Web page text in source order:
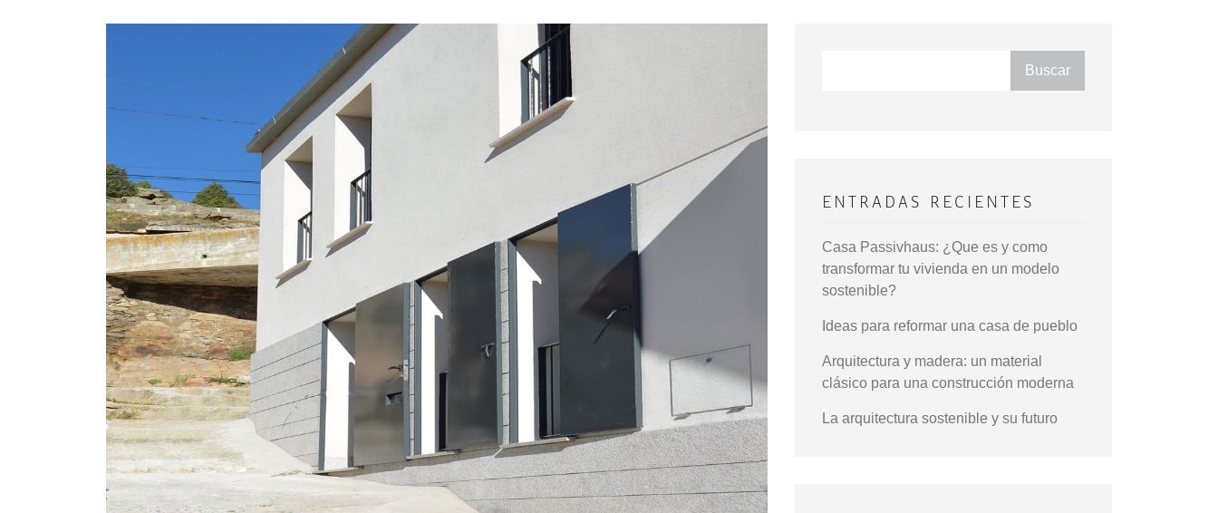
Buscar
ENTRADAS RECIENTES
Casa Passivhaus: ¿Que es y como
transformar tu vivienda en un modelo
sostenible?
Ideas para reformar una casa de pueblo
Arquitectura y madera: un material
clásico para una construcción moderna
La arquitectura sostenible y su futuro